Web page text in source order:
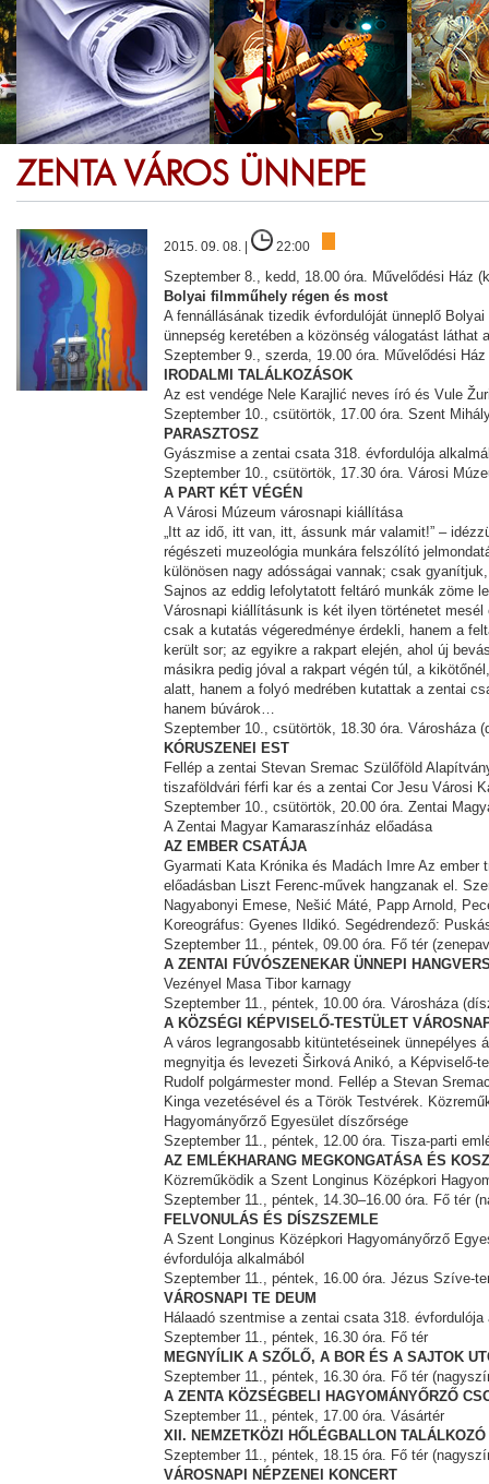
ZENTA VÁROS ÜNNEPE
2015. 09. 08. | 22:00
Szeptember 8., kedd, 18.00 óra. Művelődési Ház
Bolyai filmműhely régen és most
A fennállásának tizedik évfordulóját ünneplő
ünnepség keretében a közönség válogatást
Szeptember 9., szerda, 19.00 óra. Művelődési
IRODALMI TALÁLKOZÁSOK
Az est vendége Nele Karajlić neves író és Vule
Szeptember 10., csütörtök, 17.00 óra. Szent
PARASZTOSZ
Gyászmise a zentai csata 318. évfordulója
Szeptember 10., csütörtök, 17.30 óra. Városi
A PART KÉT VÉGÉN
A Városi Múzeum városnapi kiállítása
„Itt az idő, itt van, itt, ássunk már valamit!” –
régészeti muzeológia munkára felszólító
különösen nagy adósságai vannak; csak
Sajnos az eddig lefolytatott feltáró munkák zöme
Városnapi kiállításunk is két ilyen történetet
csak a kutatás végeredménye érdekli, hanem a
került sor; az egyikre a rakpart elején, ahol új
másikra pedig jóval a rakpart végén túl, a
alatt, hanem a folyó medrében kutattak a zentai
hanem búvárok…
Szeptember 10., csütörtök, 18.30 óra. Városháza
KÓRUSZENEI EST
Fellép a zentai Stevan Sremac Szülőföld
tiszaföldvári férfi kar és a zentai Cor Jesu Városi
Szeptember 10., csütörtök, 20.00 óra. Zentai
A Zentai Magyar Kamaraszínház előadása
AZ EMBER CSATÁJA
Gyarmati Kata Krónika és Madách Imre Az
előadásban Liszt Ferenc-művek hangzanak el.
Nagyabonyi Emese, Nešić Máté, Papp Arnold,
Koreográfus: Gyenes Ildikó. Segédrendező:
Szeptember 11., péntek, 09.00 óra. Fő tér
A ZENTAI FÚVÓSZENEKAR ÜNNEPI
Vezényel Masa Tibor karnagy
Szeptember 11., péntek, 10.00 óra. Városháza
A KÖZSÉGI KÉPVISELŐ-TESTÜLET
A város legrangosabb kitüntetéseinek ünnepélyes
megnyitja és levezeti Širková Anikó, a Képviselő-
Rudolf polgármester mond. Fellép a Stevan
Kinga vezetésével és a Török Testvérek.
Hagyományőrző Egyesület díszőrsége
Szeptember 11., péntek, 12.00 óra. Tisza-parti
AZ EMLÉKHARANG MEGKONGATÁSA ÉS
Közreműködik a Szent Longinus Középkori
Szeptember 11., péntek, 14.30–16.00 óra. Fő tér
FELVONULÁS ÉS DÍSZSZEMLE
A Szent Longinus Középkori Hagyományőrző
évfordulója alkalmából
Szeptember 11., péntek, 16.00 óra. Jézus Szíve-
VÁROSNAPI TE DEUM
Hálaadó szentmise a zentai csata 318. évfordulója
Szeptember 11., péntek, 16.30 óra. Fő tér
MEGNYÍLIK A SZŐLŐ, A BOR ÉS A SAJTOK
Szeptember 11., péntek, 16.30 óra. Fő tér
A ZENTA KÖZSÉGBELI HAGYOMÁNYŐRZŐ
Szeptember 11., péntek, 17.00 óra. Vásártér
XII. NEMZETKÖZI HŐLÉGBALLON TALÁLKOZÓ
Szeptember 11., péntek, 18.15 óra. Fő tér
VÁROSNAPI NÉPZENEI KONCERT